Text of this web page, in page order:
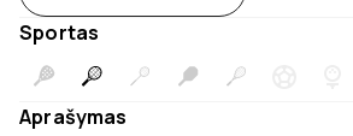
Sportas
Aprašymas